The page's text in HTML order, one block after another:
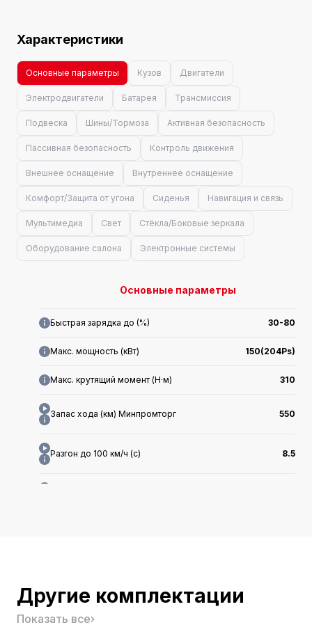
Характеристики
Основные параметры Кузов Двигатели
Электродвигатели Батарея Трансмиссия
Подвеска Шины/Тормоза Активная безопасность
Пассивная безопасность Контроль движения
Внешнее оснащение Внутреннее оснащение
Комфорт/Защита от угона Сиденья Навигация и связь
Мультимедиа Свет Стёкла/Боковые зеркала
Оборудование салона Электронные системы
Основные параметры
Быстрая зарядка до (%) 30-80
Макс. мощность (кВт) 150(204Ps)
Макс. крутящий момент (Н·м) 310
Запас хода (км) Минпромторг 550
Разгон до 100 км/ч (с) 8.5
Макс. скорость (км/ч)
Другие комплектации
Показать все